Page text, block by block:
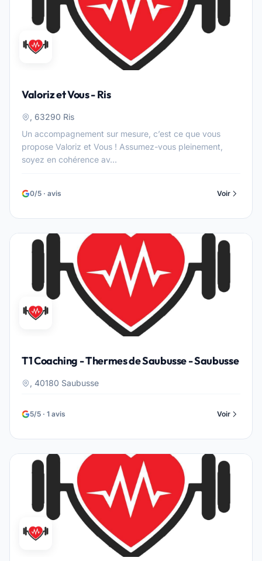
Valoriz et Vous - Ris
, 63290 Ris
Un accompagnement sur mesure, c’est ce que vous
propose Valoriz et Vous ! Assumez-vous pleinement,
soyez en cohérence av...
0/5 · avis Voir
T1 Coaching - Thermes de Saubusse - Saubusse
, 40180 Saubusse
5/5 · 1 avis Voir